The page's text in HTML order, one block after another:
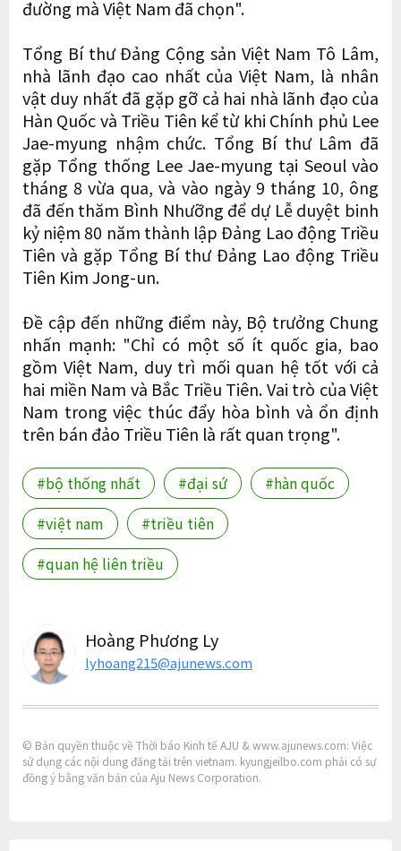
đường mà Việt Nam đã chọn".
Tổng Bí thư Đảng Cộng sản Việt Nam Tô Lâm,
nhà lãnh đạo cao nhất của Việt Nam, là nhân
vật duy nhất đã gặp gỡ cả hai nhà lãnh đạo của
Hàn Quốc và Triều Tiên kể từ khi Chính phủ Lee
Jae-myung nhậm chức. Tổng Bí thư Lâm đã
gặp Tổng thống Lee Jae-myung tại Seoul vào
tháng 8 vừa qua, và vào ngày 9 tháng 10, ông
đã đến thăm Bình Nhưỡng để dự Lễ duyệt binh
kỷ niệm 80 năm thành lập Đảng Lao động Triều
Tiên và gặp Tổng Bí thư Đảng Lao động Triều
Tiên Kim Jong-un.
Đề cập đến những điểm này, Bộ trưởng Chung
nhấn mạnh: "Chỉ có một số ít quốc gia, bao
gồm Việt Nam, duy trì mối quan hệ tốt với cả
hai miền Nam và Bắc Triều Tiên. Vai trò của Việt
Nam trong việc thúc đẩy hòa bình và ổn định
trên bán đảo Triều Tiên là rất quan trọng".
#bộ thống nhất #đại sứ
#hàn quốc
#việt nam
#triều tiên
#quan hệ liên triều
Hoàng Phương Ly
lyhoang215@ajunews.com
© Bản quyền thuộc về Thời báo Kinh tế AJU & www.ajunews.com: Việc
sử dụng các nội dung đăng tải trên vietnam. kyungjeilbo.com phải có sự
đồng ý bằng văn bản của Aju News Corporation.